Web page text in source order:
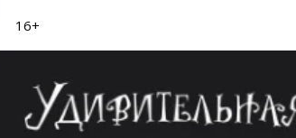
16+